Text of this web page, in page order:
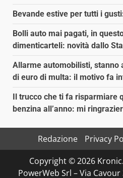
Bevande estive per tutti i
Bolli auto mai pagati, in
dimenticarteli: novità dallo
Allarme automobilisti, stanno
di euro di multa: il motivo fa
Il trucco che ti fa risparmiare
benzina all’anno: mi
Redazione Privacy
Copyright © 2026
PowerWeb Srl – Via